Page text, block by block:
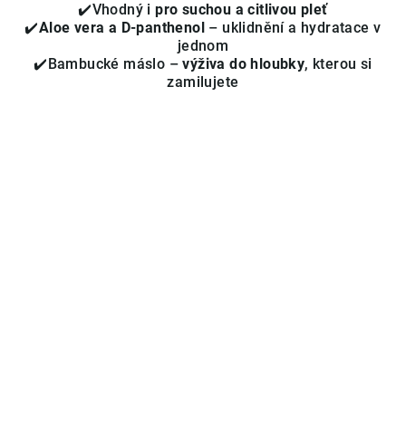
z
5
hvězdiček.
✔️Vhodný ipro suchou a citlivou pleť
✔️Aloe vera a D-panthenol – uklidnění a hydratace v
jednom
✔️Bambucké máslo –výživa do hloubky, kterou si
zamilujete